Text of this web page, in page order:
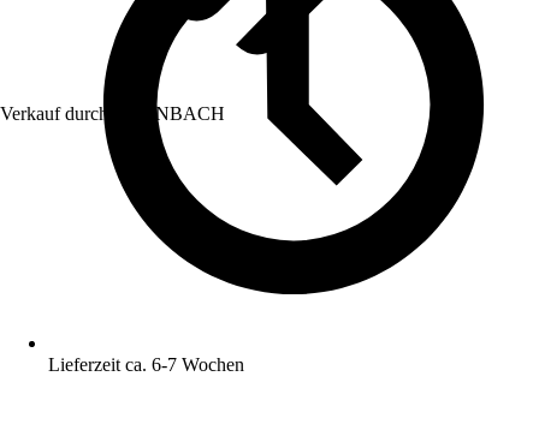
Verkauf durch: HORNBACH
Lieferzeit ca. 6-7 Wochen